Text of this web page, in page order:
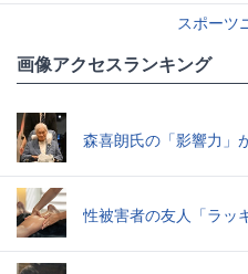
スポーツ
画像アクセスランキング
森喜朗氏の「影響力」
性被害者の友人「ラッ